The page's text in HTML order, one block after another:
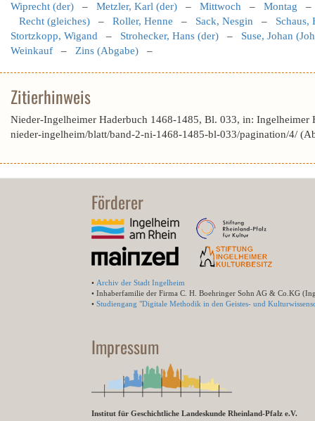
Wiprecht (der) – Metzler, Karl (der) – Mittwoch – Montag
Recht (gleiches) – Roller, Henne – Sack, Nesgin – Schaus,
Stortzkopp, Wigand – Strohecker, Hans (der) – Suse, Johan
Weinkauf – Zins (Abgabe) –
Zitierhinweis
Nieder-Ingelheimer Haderbuch 1468-1485, Bl. 033, in:
nieder-ingelheim/blatt/band-2-ni-1468-1485-bl-033/pagination/4/
Förderer
• Archiv der Stadt Ingelheim
• Inhaberfamilie der Firma C. H. Boehringer Sohn AG & Co.KG
• Studiengang "Digitale Methodik in den Geistes- und
Impressum
Institut für Geschichtliche Landeskunde Rheinland-Pfalz e.V.